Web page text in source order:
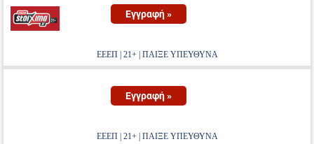
Εγγραφή »
ΕΕΕΠ | 21+ | ΠΑΙΞΕ ΥΠΕΥΘΥΝΑ
Εγγραφή »
ΕΕΕΠ | 21+ | ΠΑΙΞΕ ΥΠΕΥΘΥΝΑ